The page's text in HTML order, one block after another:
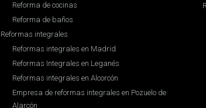
Reforma de cocinas
Reforma de baños
Reformas integrales
Reformas integrales en Madrid
Reformas Integrales en Leganés
Reformas integrales en Alcorcón
Empresa de reformas integrales en Pozuelo de
Alarcón